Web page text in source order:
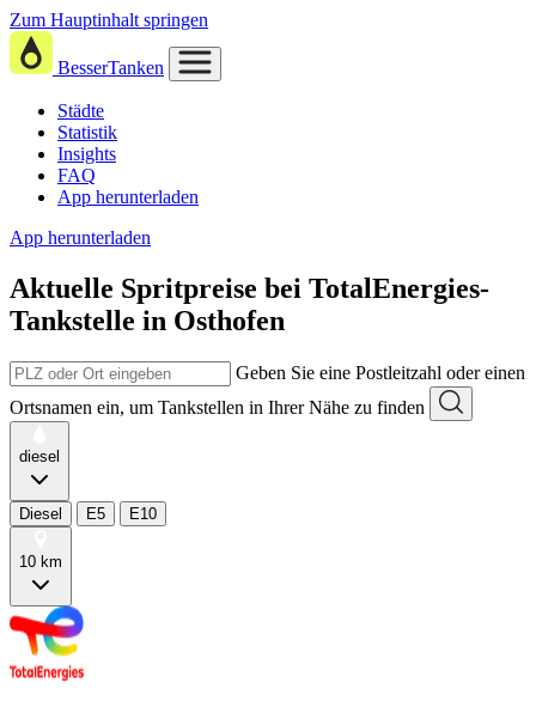
Zum Hauptinhalt springen
BesserTanken
Städte
Statistik
Insights
FAQ
App herunterladen
App herunterladen
Aktuelle Spritpreise bei TotalEnergies-
Tankstelle in Osthofen
Geben Sie eine Postleitzahl oder einen
Ortsnamen ein, um Tankstellen in Ihrer Nähe zu finden
diesel
Diesel E5 E10
10 km